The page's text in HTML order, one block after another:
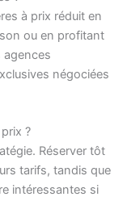
à prix réduit en
ou en profitant
agences
négociées
?
Réserver tôt
tarifs, tandis que
intéressantes si